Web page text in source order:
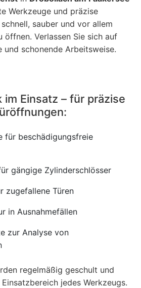
Werkzeuge und präzise
sauber und vor allem
öffnen. Verlassen Sie sich auf
und schonende Arbeitsweise.
im Einsatz – für präzise
für beschädigungsfreie
gängige Zylinderschlösser
zugefallene Türen
in Ausnahmefällen
zur Analyse von
regelmäßig geschult und
jedes Werkzeugs.